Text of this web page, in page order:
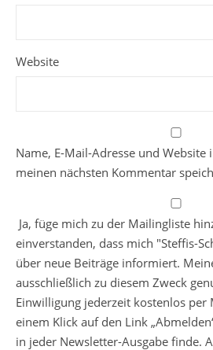
Website
Name, E-Mail-Adresse und
meinen nächsten Kommentar
Ja, füge mich zu der Mailingliste
einverstanden, dass mich "Steffis-
über neue Beiträge informiert.
ausschließlich zu diesem Zweck
Einwilligung jederzeit kostenlos
einem Klick auf den Link
in jeder Newsletter-Ausgabe finde.